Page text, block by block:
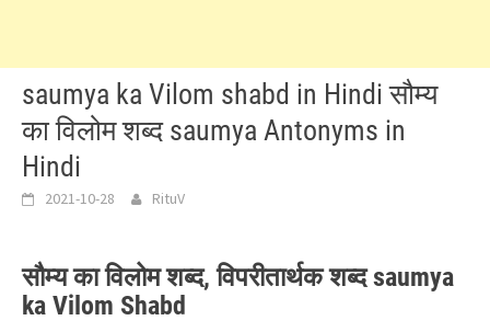
saumya ka Vilom shabd in Hindi सौम्य
का विलोम शब्द saumya Antonyms in
Hindi
2021-10-28 RituV
सौम्य का विलोम शब्द, विपरीतार्थक शब्द saumya
ka Vilom Shabd